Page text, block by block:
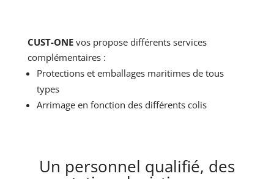
CUST-ONEvos propose différents services
complémentaires :
Protections et emballages maritimes de tous
types
Arrimage en fonction des différents colis
Un personnel qualifié, des